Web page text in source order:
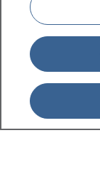
Om 1177
Kontakt